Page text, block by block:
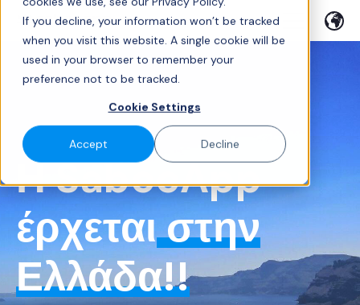
If you decline, your information won’t be tracked
when you visit this website. A single cookie will be
used in your browser to remember your
preference not to be tracked.
Cookie Settings
Accept Decline
Η SabeeApp
έρχεταιστην
Ελλάδα!!